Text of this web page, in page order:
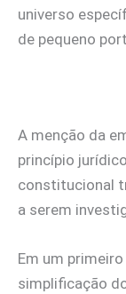
universo
de pequeno
A menção da
princípio
constitucional
a serem
Em um
simplificação